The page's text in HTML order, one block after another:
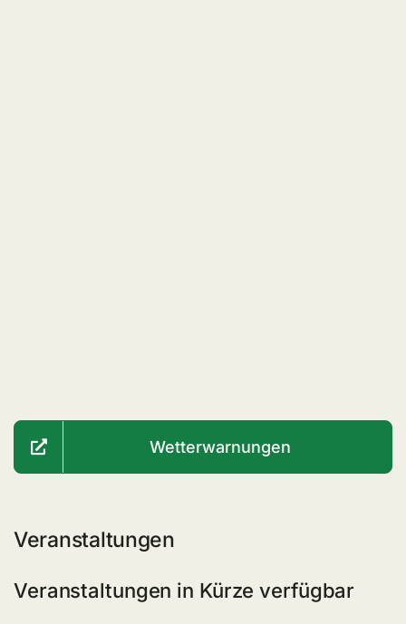
Wetterwarnungen
Veranstaltungen
Veranstaltungen in Kürze verfügbar